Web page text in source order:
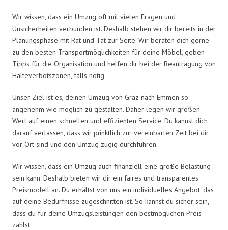
Wir wissen, dass ein Umzug oft mit vielen Fragen und
Unsicherheiten verbunden ist. Deshalb stehen wir dir bereits in der
Planungsphase mit Rat und Tat zur Seite. Wir beraten dich gerne
zu den besten Transportmöglichkeiten für deine Möbel, geben
Tipps für die Organisation und helfen dir bei der Beantragung von
Halteverbotszonen, falls nötig.
Unser Ziel ist es, deinen Umzug von Graz nach Emmen so
angenehm wie möglich zu gestalten. Daher legen wir großen
Wert auf einen schnellen und effizienten Service. Du kannst dich
darauf verlassen, dass wir pünktlich zur vereinbarten Zeit bei dir
vor Ort sind und den Umzug zügig durchführen.
Wir wissen, dass ein Umzug auch finanziell eine große Belastung
sein kann. Deshalb bieten wir dir ein faires und transparentes
Preismodell an. Du erhältst von uns ein individuelles Angebot, das
auf deine Bedürfnisse zugeschnitten ist. So kannst du sicher sein,
dass du für deine Umzugsleistungen den bestmöglichen Preis
zahlst.